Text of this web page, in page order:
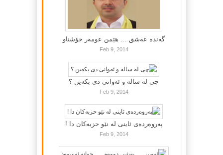
گه‌نده‌ عه‌شق … هێمن عومه‌ر خۆشناو
Feb 9, 2014
چی لە سالە و ئەوانی دی بكەین ؟
Feb 9, 2014
پەروەردەی ئاینی لە نێو حزبەکان دا !
Feb 9, 2014